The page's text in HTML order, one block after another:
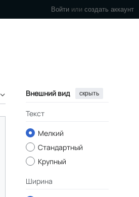
Войти или создать аккаунт
Внешний вид скрыть
Текст
Мелкий
Стандартный
Крупный
Ширина